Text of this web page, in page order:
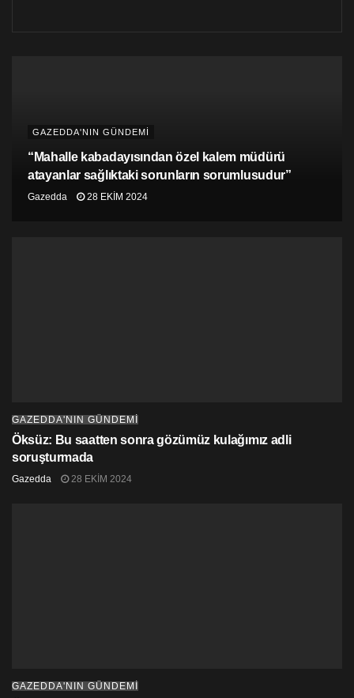
GAZEDDA'NIN GÜNDEMİ
“Mahalle kabadayısından özel kalem müdürü
atayanlar sağlıktaki sorunların sorumlusudur”
Gazedda 28 EKIM 2024
GAZEDDA'NIN GÜNDEMİ
Öksüz: Bu saatten sonra gözümüz kulağımız adli
soruşturmada
Gazedda 28 EKIM 2024
GAZEDDA'NIN GÜNDEMİ